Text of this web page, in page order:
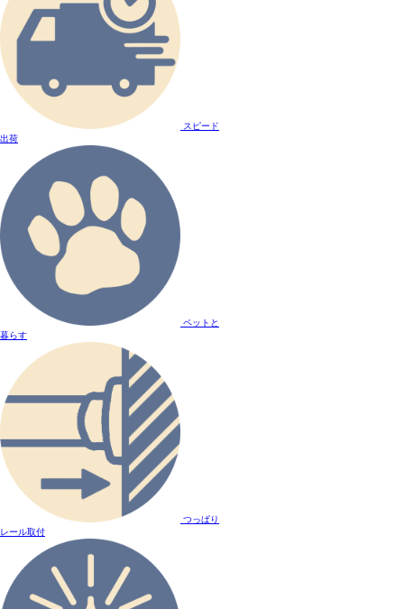
スピード
出荷
ペットと
暮らす
つっぱり
レール取付